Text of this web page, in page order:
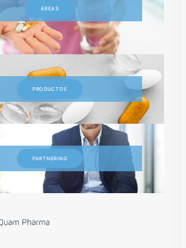
ÁREAS
PRODUCTOS
PARTNERING